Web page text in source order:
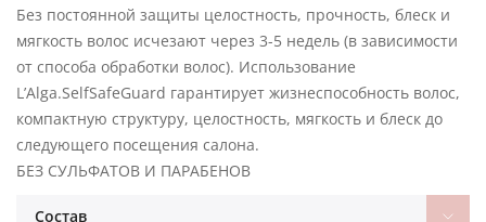
Без постоянной защиты целостность, прочность, блеск и
мягкость волос исчезают через 3-5 недель (в зависимости
от способа обработки волос). Использование
L’Alga.SelfSafeGuard гарантирует жизнеспособность волос,
компактную структуру, целостность, мягкость и блеск до
следующего посещения салона.
БЕЗ СУЛЬФАТОВ И ПАРАБЕНОВ
Состав